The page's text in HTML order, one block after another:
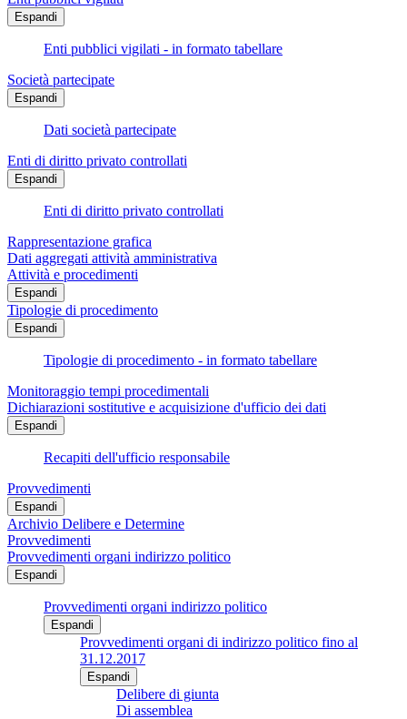
Espandi
Enti pubblici vigilati - in formato tabellare
Società partecipate
Espandi
Dati società partecipate
Enti di diritto privato controllati
Espandi
Enti di diritto privato controllati
Rappresentazione grafica
Dati aggregati attività amministrativa
Attività e procedimenti
Espandi
Tipologie di procedimento
Espandi
Tipologie di procedimento - in formato tabellare
Monitoraggio tempi procedimentali
Dichiarazioni sostitutive e acquisizione d'ufficio dei dati
Espandi
Recapiti dell'ufficio responsabile
Provvedimenti
Espandi
Archivio Delibere e Determine
Provvedimenti
Provvedimenti organi indirizzo politico
Espandi
Provvedimenti organi indirizzo politico
Espandi
Provvedimenti organi di indirizzo politico fino al
31.12.2017
Espandi
Delibere di giunta
Di assemblea